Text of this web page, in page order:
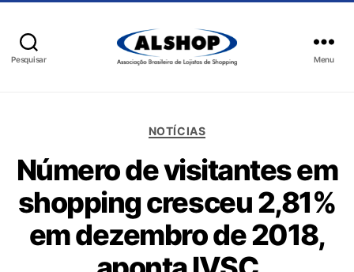
Pesquisar Menu
NOTÍCIAS
Número de visitantes em
shopping cresceu 2,81%
em dezembro de 2018,